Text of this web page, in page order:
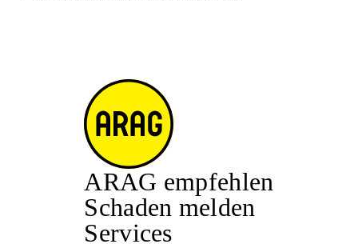
ARAG empfehlen
Schaden melden
Services